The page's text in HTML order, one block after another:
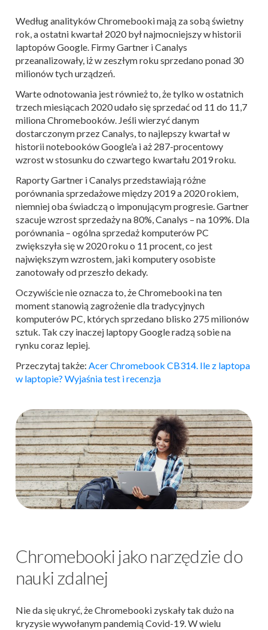
Według analityków Chromebooki mają za sobą świetny
rok, a ostatni kwartał 2020 był najmocniejszy w historii
laptopów Google. Firmy Gartner i Canalys
przeanalizowały, iż w zeszłym roku sprzedano ponad 30
milionów tych urządzeń.
Warte odnotowania jest również to, że tylko w ostatnich
trzech miesiącach 2020 udało się sprzedać od 11 do 11,7
miliona Chromebooków. Jeśli wierzyć danym
dostarczonym przez Canalys, to najlepszy kwartał w
historii notebooków Google’a i aż 287-procentowy
wzrost w stosunku do czwartego kwartału 2019 roku.
Raporty Gartner i Canalys przedstawiają różne
porównania sprzedażowe między 2019 a 2020 rokiem,
niemniej oba świadczą o imponującym progresie. Gartner
szacuje wzrost sprzedaży na 80%, Canalys – na 109%. Dla
porównania – ogólna sprzedaż komputerów PC
zwiększyła się w 2020 roku o 11 procent, co jest
największym wzrostem, jaki komputery osobiste
zanotowały od przeszło dekady.
Oczywiście nie oznacza to, że Chromebooki na ten
moment stanowią zagrożenie dla tradycyjnych
komputerów PC, których sprzedano blisko 275 milionów
sztuk. Tak czy inaczej laptopy Google radzą sobie na
rynku coraz lepiej.
Przeczytaj także: Acer Chromebook CB314. Ile z laptopa
w laptopie? Wyjaśnia test i recenzja
Chromebooki jako narzędzie do
nauki zdalnej
Nie da się ukryć, że Chromebooki zyskały tak dużo na
kryzysie wywołanym pandemią Covid-19. W wielu